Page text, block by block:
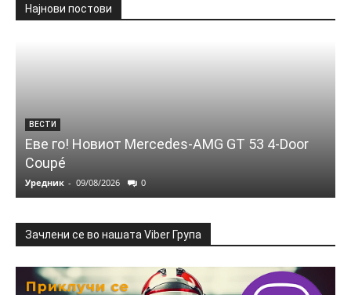
Најнови постови
ВЕСТИ
Еве го! Новиот Mercedes‑AMG GT 53 4‑Door
Coupé
Уредник - 09/08/2026 0
Зачлени се во нашата Viber Група